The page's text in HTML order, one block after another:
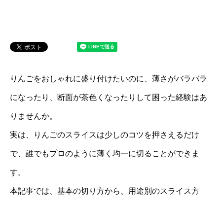
りんごをおしゃれに盛り付けたいのに、薄さがバラバラ
になったり、断面が茶色くなったりして困った経験はあ
りませんか。
実は、りんごのスライスは少しのコツを押さえるだけ
で、誰でもプロのように薄く均一に切ることができま
す。
本記事では、基本の切り方から、用途別のスライス方